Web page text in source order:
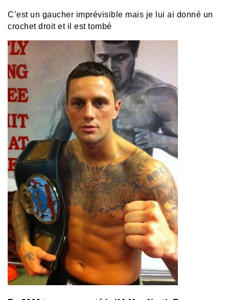
C’est un gaucher imprévisible mais je lui ai donné un
crochet droit et il est tombé